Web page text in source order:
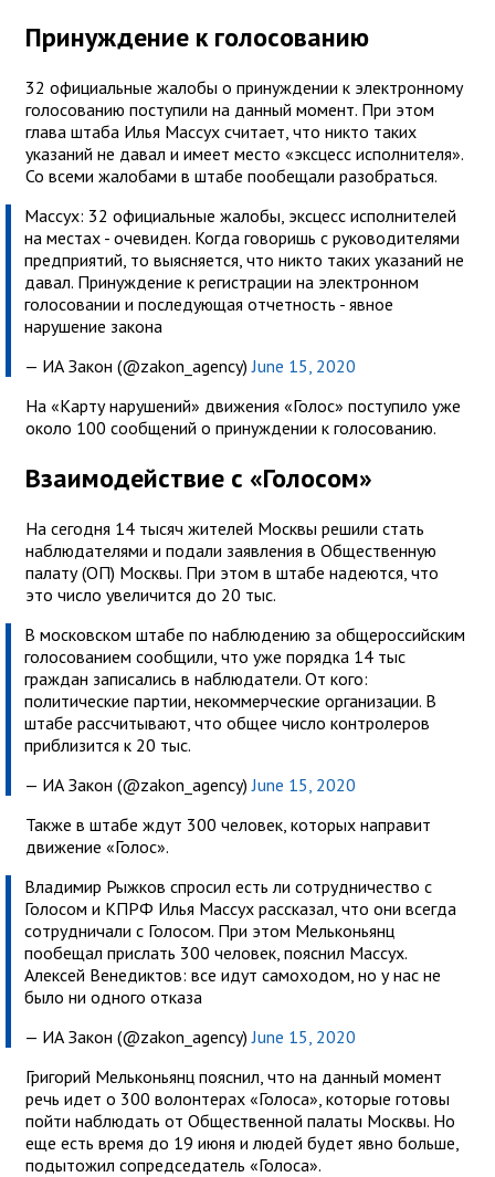
Принуждение к голосованию
32 официальные жалобы о принуждении к электронному
голосованию поступили на данный момент. При этом
глава штаба Илья Массух считает, что никто таких
указаний не давал и имеет место «эксцесс исполнителя».
Со всеми жалобами в штабе пообещали разобраться.
Массух: 32 официальные жалобы, эксцесс исполнителей
на местах - очевиден. Когда говоришь с руководителями
предприятий, то выясняется, что никто таких указаний не
давал. Принуждение к регистрации на электронном
голосовании и последующая отчетность - явное
нарушение закона
— ИА Закон (@zakon_agency)June 15, 2020
На «Карту нарушений» движения «Голос» поступило уже
около 100 сообщений о принуждении к голосованию.
Взаимодействие с «Голосом»
На сегодня 14 тысяч жителей Москвы решили стать
наблюдателями и подали заявления в Общественную
палату (ОП) Москвы. При этом в штабе надеются, что
это число увеличится до 20 тыс.
В московском штабе по наблюдению за общероссийским
голосованием сообщили, что уже порядка 14 тыс
граждан записались в наблюдатели. От кого:
политические партии, некоммерческие организации. В
штабе рассчитывают, что общее число контролеров
приблизится к 20 тыс.
— ИА Закон (@zakon_agency)June 15, 2020
Также в штабе ждут 300 человек, которых направит
движение «Голос».
Владимир Рыжков спросил есть ли сотрудничество с
Голосом и КПРФ Илья Массух рассказал, что они всегда
сотрудничали с Голосом. При этом Мельконьянц
пообещал прислать 300 человек, пояснил Массух.
Алексей Венедиктов: все идут самоходом, но у нас не
было ни одного отказа
— ИА Закон (@zakon_agency)June 15, 2020
Григорий Мельконьянц пояснил, что на данный момент
речь идет о 300 волонтерах «Голоса», которые готовы
пойти наблюдать от Общественной палаты Москвы. Но
еще есть время до 19 июня и людей будет явно больше,
подытожил сопредседатель «Голоса».